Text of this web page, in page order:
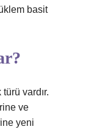
basit
vardır.
ve
yeni